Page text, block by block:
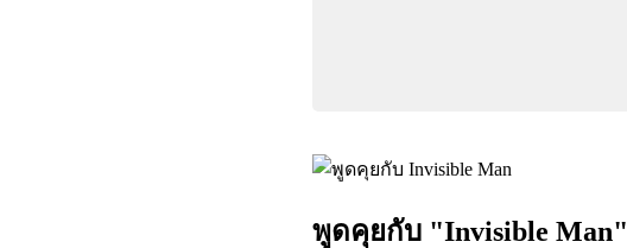
พูดคุยกับ "Invisible Man"